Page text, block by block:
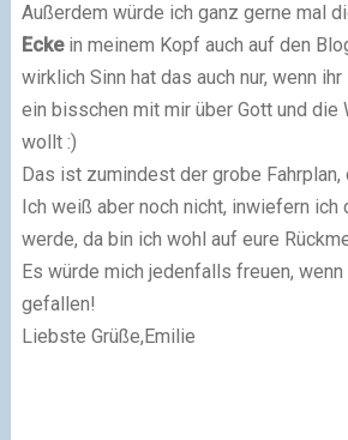
Außerdem würde ich ganz gerne mal
Eckein meinem Kopf auch auf den
wirklich Sinn hat das auch nur, wenn
ein bisschen mit mir über Gott und die
wollt :)
Das ist zumindest der grobe Fahrplan,
Ich weiß aber noch nicht, inwiefern ich
werde, da bin ich wohl auf eure
Es würde mich jedenfalls freuen,
gefallen!
Liebste Grüße,Emilie